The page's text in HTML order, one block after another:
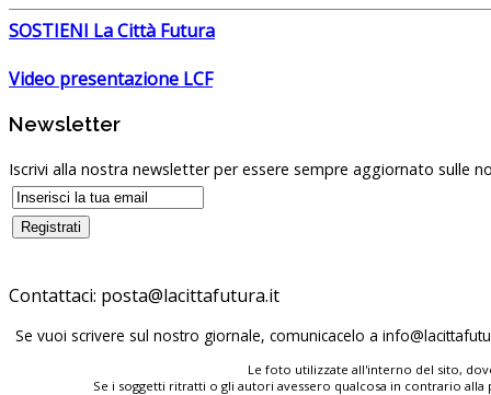
SOSTIENI La Città Futura
Video presentazione LCF
Newsletter
Iscrivi alla nostra newsletter per essere sempre aggiornato sulle
Contattaci:
Se vuoi scrivere sul nostro giornale, comunicacelo a
Le foto utilizzate all'interno del sito,
Se i soggetti ritratti o gli autori avessero qualcosa in contrario